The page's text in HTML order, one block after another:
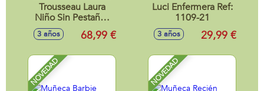
Trousseau Laura
Niño Sin Pestañas
Ref: 12190-21
3 años 68,99 €
Luci Enfermera Ref:
1109-21
3 años 29,99 €
NOVEDAD NOVEDAD